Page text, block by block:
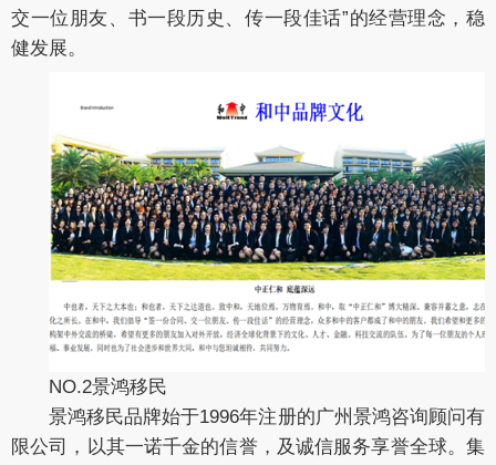
交一位朋友、书一段历史、传一段佳话”的经营理念，稳
健发展。
NO.2景鸿移民
景鸿移民品牌始于1996年注册的广州景鸿咨询顾问有
限公司，以其一诺千金的信誉，及诚信服务享誉全球。集